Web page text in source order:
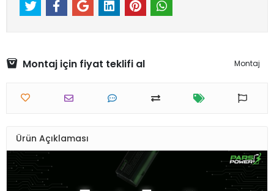
Montaj için fiyat teklifi al Montaj
Ürün Açıklaması